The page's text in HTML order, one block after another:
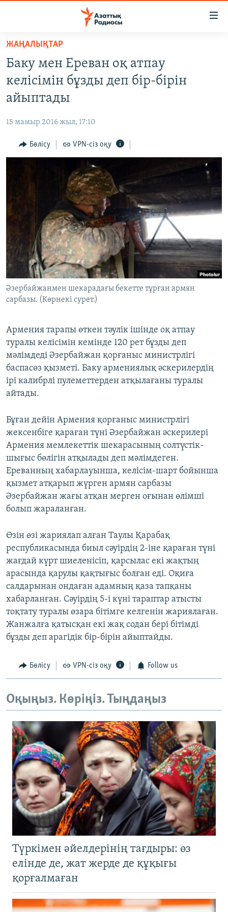
Skip
main
content
Skip
to
main
Navigation
to
САЯСАТ
AZATTYQTV
АДАМ ҚҰҚЫҚТАРЫ
ӘЛЕУМЕТ
АРНАЙЫ ЖОБАЛАР
ЖАЗЫЛЫҢЫЗ
Басқа тілдерде
ЖАҢАЛЫҚТАР
Баку мен Ереван оқ атпау
келісімін бұзды деп бір-бірін
айыптады
15 мамыр 2016 жыл, 17:10
Бөлісу VPN-сіз оқу
Әзербайжанмен шекарадағы бекетте тұрған армян
сарбазы. (Көрнекі сурет.)
Армения тарапы өткен тәулік ішінде оқ атпау
туралы келісімін кемінде 120 рет бұзды деп
мәлімдеді Әзербайжан қорғаныс министрлігі
баспасөз қызметі. Баку армениялық әскерилердің
ірі калибрлі пулеметтерден атқылағаны туралы
айтады.
Бұған дейін Армения қорғаныс министрлігі
жексенбіге қараған түні Әзербайжан әскерилері
Армения мемлекеттік шекарасының солтүстік-
шығыс бөлігін атқылады деп мәлімдеген.
Ереванның хабарлауынша, келісім-шарт бойынша
қызмет атқарып жүрген армян сарбазы
Әзербайжан жағы атқан мерген оғынан өлімші
болып жараланған.
Өзін өзі жариялап алған Таулы Қарабақ
республикасында биыл сәуірдің 2-іне қараған түні
жағдай күрт шиеленісіп, қарсылас екі жақтың
арасында қарулы қақтығыс болған еді. Оқиға
салдарынан ондаған адамның қаза тапқаны
хабарланған. Сәуірдің 5-і күні тараптар атысты
тоқтату туралы өзара бітімге келгенін жариялаған.
Жанжалға қатысқан екі жақ содан бері бітімді
бұзды деп арагідік бір-бірін айыптайды.
Бөлісу VPN-сіз оқу Follow us
Оқыңыз. Көріңіз. Тыңдаңыз
Түркімен әйелдерінің тағдыры: өз
елінде де, жат жерде де құқығы
қорғалмаған